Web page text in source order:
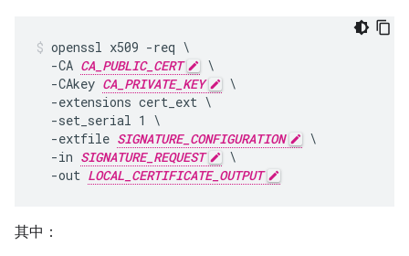
openssl x509 -req \
  -CA
CA_PUBLIC_CERT
\
  -CAkey
CA_PRIVATE_KEY
\
  -extensions cert_ext \
  -set_serial 1 \
  -extfile
SIGNATURE_CONFIGURATION
\
  -in
SIGNATURE_REQUEST
\
  -out
LOCAL_CERTIFICATE_OUTPUT
其中：